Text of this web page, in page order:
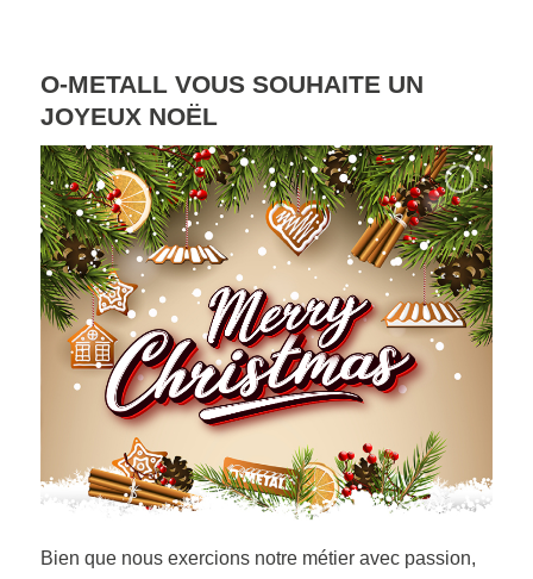
O-METALL VOUS SOUHAITE UN
JOYEUX NOËL
Bien que nous exercions notre métier avec passion,